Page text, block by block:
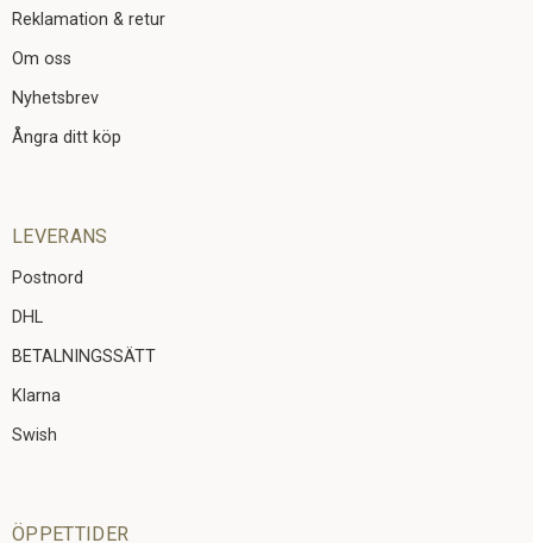
Reklamation & retur
Om oss
Nyhetsbrev
Ångra ditt köp
LEVERANS
Postnord
DHL
BETALNINGSSÄTT
Klarna
Swish
ÖPPETTIDER